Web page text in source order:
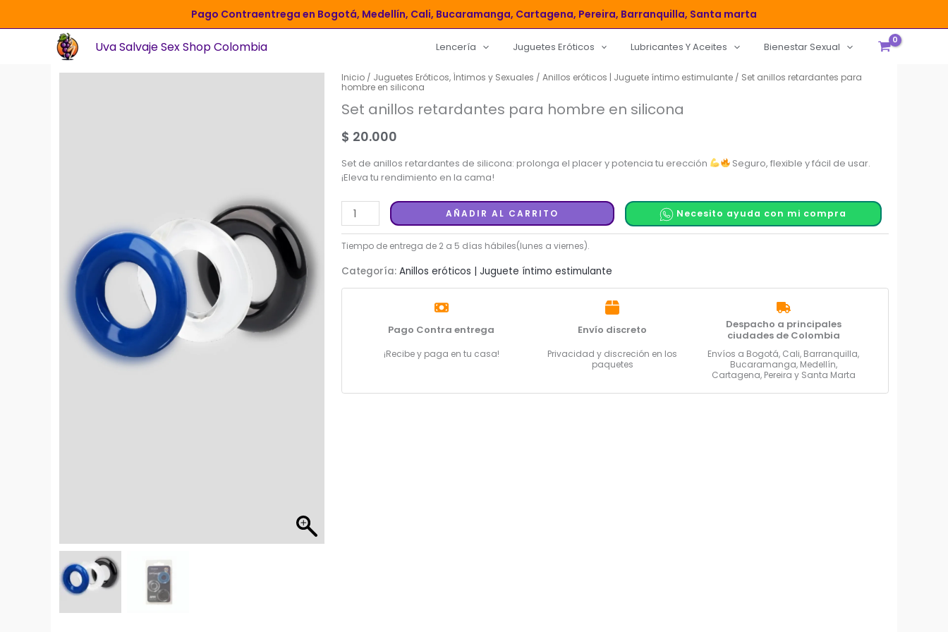
al
Pago Contraentrega en Bogotá, Medellín, Cali, Bucaramanga, Cartagena, Pereira, Barranquilla, Santa marta
Uva Salvaje Sex Shop Colombia Lencería Juguetes Eróticos Lubricantes Y Aceites Bienestar Sexual
Inicio/ Juguetes Eróticos, Íntimos y Sexuales / Anillos eróticos | Juguete íntimo estimulante/ Set anillos retardantes para
hombre en silicona
Set anillos retardantes para hombre en silicona
$ 20.000
Set de anillos retardantes de silicona: prolonga el placer y potencia tu erección
Seguro, flexible y fácil de usar.
¡Eleva tu rendimiento en la cama!
Set
anillos
retardantes
para
hombre
AÑADIR AL CARRITO Necesito ayuda con mi compra
Categoría: Anillos eróticos | Juguete íntimo estimulante
Pago Contra entrega
¡Recibe y paga en tu casa!
Envío discreto
Privacidad y discreción en los
paquetes
Despacho a principales
ciudades de Colombia
Envíos a Bogotá, Cali, Barranquilla,
Bucaramanga, Medellín,
Cartagena, Pereira y Santa Marta